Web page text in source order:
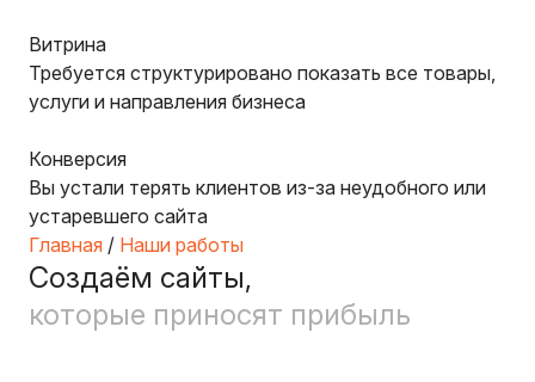
Витрина
Требуется структурировано показать все товары,
услуги и направления бизнеса
Конверсия
Вы устали терять клиентов из-за неудобного или
устаревшего сайта
Главная / Наши работы
Создаём сайты,
которые приносят прибыль